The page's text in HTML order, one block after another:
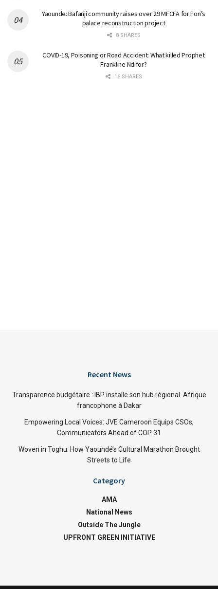
Yaounde: Bafanji community raises over 29 MFCFA for Fon’s
palace reconstruction project
8 SHARES
COVID-19, Poisoning or Road Accident: What killed Prophet
Frankline Ndifor?
16 SHARES
Recent News
Transparence budgétaire : IBP installe son hub régional Afrique
francophone à Dakar
Empowering Local Voices: JVE Cameroon Equips CSOs,
Communicators Ahead of COP 31
Woven in Toghu: How Yaoundé’s Cultural Marathon Brought
Streets to Life
Category
AMA
National News
Outside The Jungle
UPFRONT GREEN INITIATIVE